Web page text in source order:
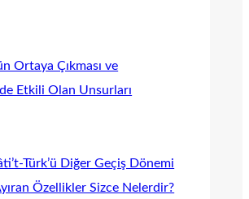
Ortaya Çıkması ve
Etkili Olan Unsurları
Türk’ü Diğer Geçiş Dönemi
Özellikler Sizce Nelerdir?